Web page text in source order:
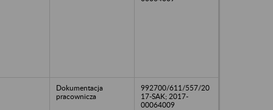
Dokumentacja
pracownicza
992700/611/557/20
17-SAK; 2017-
00064009